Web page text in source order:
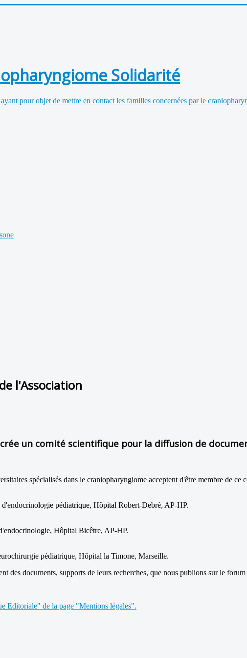
Solidarité
pour objet de mettre en contact les familles concernées par le
l'Association
un comité scientifique pour la diffusion de
spécialisés dans le craniopharyngiome acceptent d'être membre de ce
d'endocrinologie pédiatrique, Hôpital Robert-Debré, AP-HP.
Hôpital Bicêtre, AP-HP.
pédiatrique, Hôpital la Timone, Marseille.
des documents, supports de leurs recherches, que nous publions sur le
Editoriale" de la page "Mentions légales".